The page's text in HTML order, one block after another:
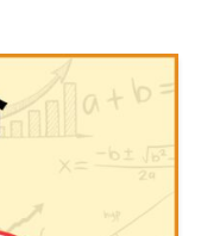
確立に関する
評価するため
よび社会科学の